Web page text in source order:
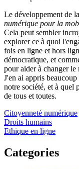
Le développement de
numérique pour la
Cela peut sembler
explorer ce à quoi
fois en ligne et hors
démocratique, et
pour aider à changer le
J'en ai appris
notre société, et à quel
de tous et toutes.
Citoyenneté numérique
Droits humains
Ethique en ligne
Categories